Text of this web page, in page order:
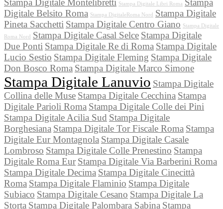
Stampa Digitale Montelibretti Stampa Digitale Libri Roma Stampa
Digitale Belsito Roma Stampa DigitaleRoma Nord
Stampa Digitale
Pineta Sacchetti Stampa Digitale Centro Giano Stampa Digitale
Roma Nord
Stampa Digitale Casal Selce Stampa Digitale
Due Ponti Stampa Digitale Re di Roma Stampa Digitale
Lucio Sestio Stampa Digitale Fleming Stampa Digitale
Don Bosco Roma Stampa Digitale Marco Simone
Stampa Digitale Lanuvio Stampa Digitale
Collina delle Muse Stampa Digitale Cecchina Stampa
Digitale Parioli Roma Stampa Digitale Colle dei Pini
Stampa Digitale Acilia Sud Stampa Digitale
Borghesiana Stampa Digitale Tor Fiscale Roma Stampa
Digitale Eur Montagnola Stampa Digitale Casale
Lombroso Stampa Digitale Colle Prenestino Stampa
Digitale Roma Eur Stampa Digitale Via Barberini Roma
Stampa Digitale Decima Stampa Digitale Cinecittà
Roma Stampa Digitale Flaminio Stampa Digitale
Subiaco Stampa Digitale Cesano Stampa Digitale La
Storta Stampa Digitale Palombara Sabina Stampa